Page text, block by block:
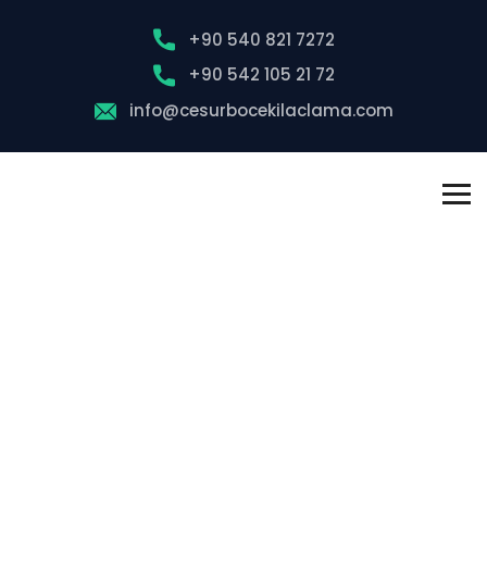
+90 540 821 7272
+90 542 105 21 72
info@cesurbocekilaclama.com